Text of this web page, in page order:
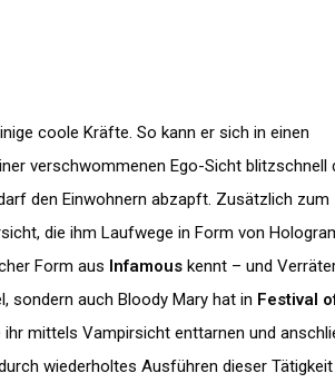
coole Kräfte. So kann er sich in einen
verschwommenen Ego-Sicht blitzschnell
den Einwohnern abzapft. Zusätzlich zum
die ihm Laufwege in Form von
Form aus Infamous kennt – und
sondern auch Bloody Mary hat in Festival
mittels Vampirsicht enttarnen und
wiederholtes Ausführen dieser Tätigkeit